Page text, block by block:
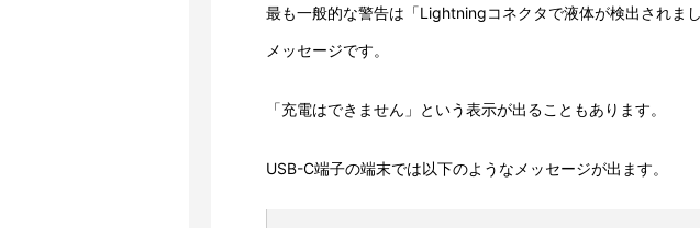
最も一般的な警告は「Lightningコネクタで液体が検出されま
メッセージです。
「充電はできません」という表示が出ることもあります。
USB-C端子の端末では以下のようなメッセージが出ます。